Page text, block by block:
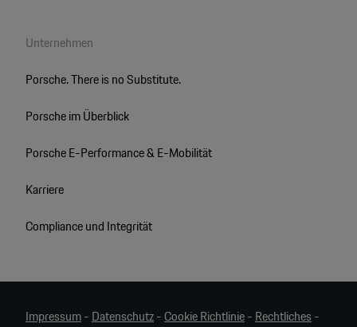
Unternehmen
Porsche. There is no Substitute.
Porsche im Überblick
Porsche E-Performance & E-Mobilität
Karriere
Compliance und Integrität
Impressum- Datenschutz- Cookie Richtlinie- Rechtliches -